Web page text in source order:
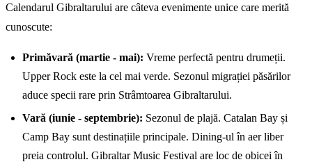
Calendarul Gibraltarului are câteva evenimente unice care merită
cunoscute:
Primăvară (martie - mai): Vreme perfectă pentru drumeții.
Upper Rock este la cel mai verde. Sezonul migrației păsărilor
aduce specii rare prin Strâmtoarea Gibraltarului.
Vară (iunie - septembrie): Sezonul de plajă. Catalan Bay și
Camp Bay sunt destinațiile principale. Dining-ul în aer liber
preia controlul. Gibraltar Music Festival are loc de obicei în